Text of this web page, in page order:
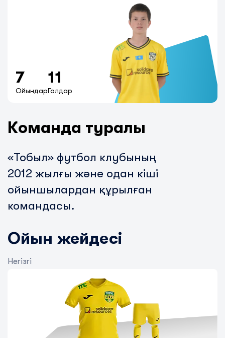
7
Ойындар
11
Голдар
Команда туралы
«Тобыл» футбол клубының
2012 жылғы және одан кіші
ойыншылардан құрылған
командасы.
Ойын жейдесі
Негізгі